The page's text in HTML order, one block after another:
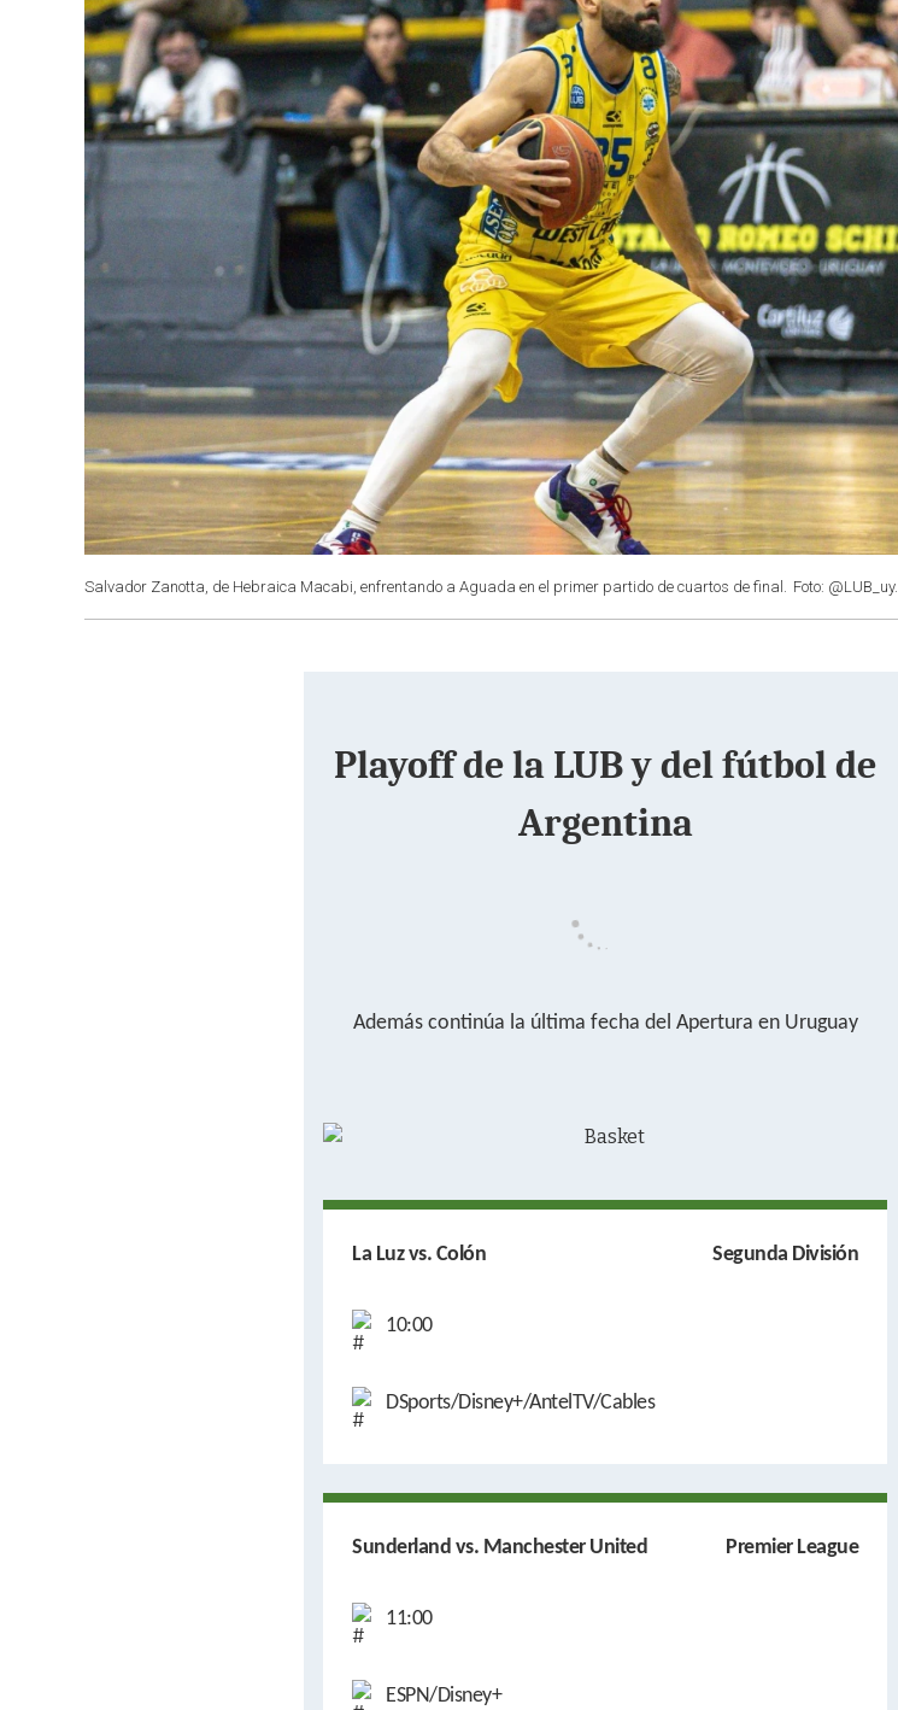
Salvador Zanotta, de Hebraica Macabi, enfrentando a Aguada en el primer partido de cuartos de final. Foto: @LUB_uy.
Playoff de la LUB y del fútbol de
Argentina
Además continúa la última fecha del Apertura en Uruguay
La Luz vs. Colón Segunda División
10:00
DSports/Disney+/AntelTV/Cables
Sunderland vs. Manchester United Premier League
11:00
ESPN/Disney+